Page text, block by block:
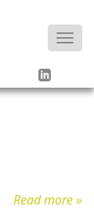
Read more »